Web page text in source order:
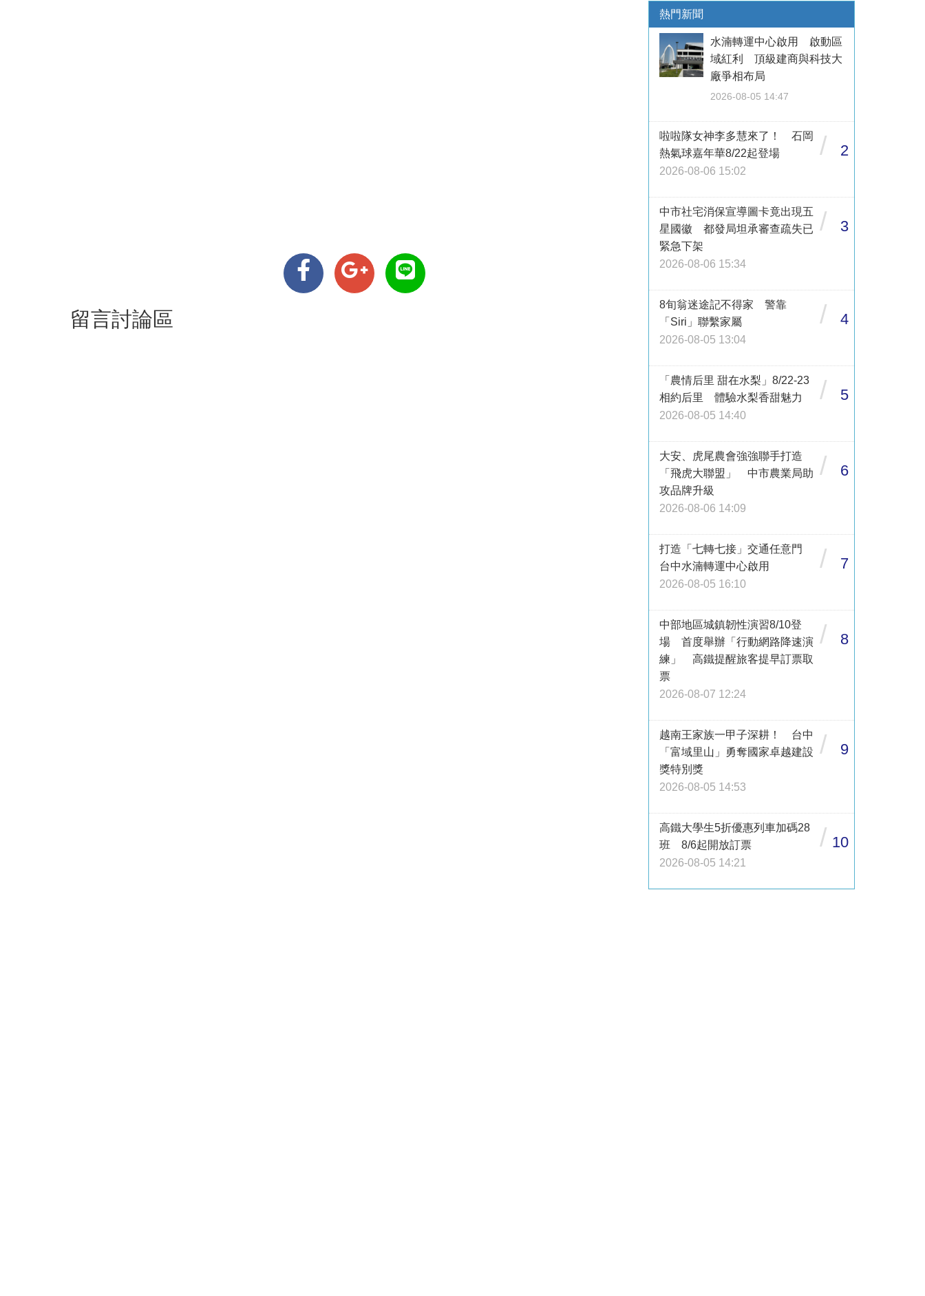
留言討論區
熱門新聞
水湳轉運中心啟用 啟動區
域紅利 頂級建商與科技大
廠爭相布局
2026-08-05 14:47
啦啦隊女神李多慧來了！ 石岡
熱氣球嘉年華8/22起登場
2026-08-06 15:02
/ 2
中市社宅消保宣導圖卡竟出現五
星國徽 都發局坦承審查疏失已
緊急下架
2026-08-06 15:34
/ 3
8旬翁迷途記不得家 警靠
「Siri」聯繫家屬
2026-08-05 13:04
/ 4
「農情后里 甜在水梨」8/22-23
相約后里 體驗水梨香甜魅力
2026-08-05 14:40
/ 5
大安、虎尾農會強強聯手打造
「飛虎大聯盟」 中市農業局助
攻品牌升級
2026-08-06 14:09
/ 6
打造「七轉七接」交通任意門
台中水湳轉運中心啟用
2026-08-05 16:10
/ 7
中部地區城鎮韌性演習8/10登
場 首度舉辦「行動網路降速演
練」 高鐵提醒旅客提早訂票取
票
2026-08-07 12:24
/ 8
越南王家族一甲子深耕！ 台中
「富域里山」勇奪國家卓越建設
獎特別獎
2026-08-05 14:53
/ 9
高鐵大學生5折優惠列車加碼28
班 8/6起開放訂票
2026-08-05 14:21
/ 10